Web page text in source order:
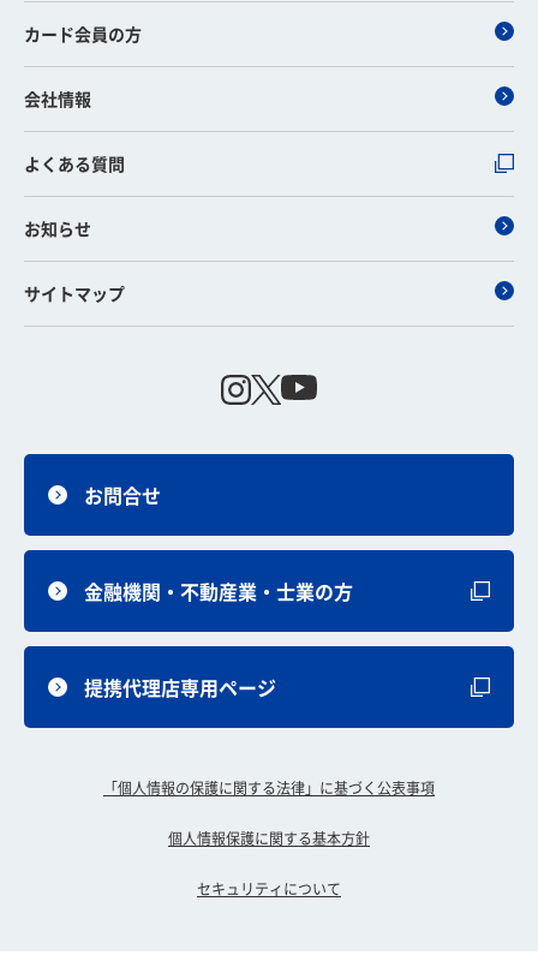
カード会員の方
会社情報
よくある質問
お知らせ
サイトマップ
お問合せ
金融機関・不動産業・士業の方
提携代理店専用ページ
「個人情報の保護に関する法律」に基づく公表事項
個人情報保護に関する基本方針
セキュリティについて